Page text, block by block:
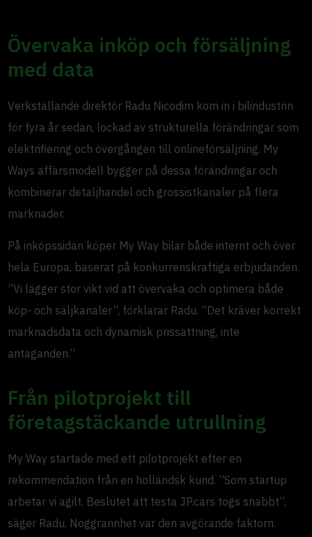
Övervaka inköp och försäljning
med data
Verkställande direktör Radu Nicodim kom in i bilindustrin
för fyra år sedan, lockad av strukturella förändringar som
elektrifiering och övergången till onlineförsäljning. My
Ways affärsmodell bygger på dessa förändringar och
kombinerar detaljhandel och grossistkanaler på flera
marknader.
På inköpssidan köper My Way bilar både internt och över
hela Europa, baserat på konkurrenskraftiga erbjudanden.
”Vi lägger stor vikt vid att övervaka och optimera både
köp- och säljkanaler”, förklarar Radu. ”Det kräver korrekt
marknadsdata och dynamisk prissättning, inte
antaganden.”
Från pilotprojekt till
företagstäckande utrullning
My Way startade med ett pilotprojekt efter en
rekommendation från en holländsk kund. ”Som startup
arbetar vi agilt. Beslutet att testa JP.cars togs snabbt”,
säger Radu. Noggrannhet var den avgörande faktorn.